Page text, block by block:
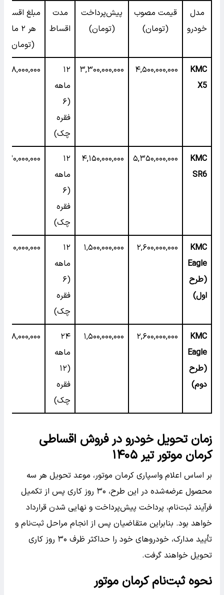
مدل
خودرو
قیمت مصوب
(تومان)
پیش‌پرداخت
(تومان)
مدت
اقساط
مبلغ اقساط
هر ۲ ماه
(تومان)
KMC
X5
۴,۵۰۰,۰۰۰,۰۰۰ ۳,۳۰۰,۰۰۰,۰۰۰
۱۲
ماهه
(۶
فقره
چک)
۲۲۸,۰۰۰,۰۰۰
KMC
SR6
۵,۳۵۰,۰۰۰,۰۰۰ ۴,۱۵۰,۰۰۰,۰۰۰
۱۲
ماهه
(۶
فقره
چک)
۲۳۰,۰۰۰,۰۰۰
KMC
Eagle
(طرح
اول)
۲,۶۰۰,۰۰۰,۰۰۰ ۱,۵۰۰,۰۰۰,۰۰۰
۱۲
ماهه
(۶
فقره
چک)
۲۱۰,۰۰۰,۰۰۰
KMC
Eagle
(طرح
دوم)
۲,۶۰۰,۰۰۰,۰۰۰ ۱,۵۰۰,۰۰۰,۰۰۰
۲۴
ماهه
(۱۲
فقره
چک)
۱۱۸,۰۰۰,۰۰۰
زمان تحویل خودرو در فروش اقساطی
کرمان موتور تیر ۱۴۰۵
بر اساس اعلام واسپاری کرمان موتور، موعد تحویل هر سه
محصول عرضه‌شده در این طرح، ۳۰ روز کاری پس از تکمیل
فرآیند ثبت‌نام، پرداخت پیش‌پرداخت و نهایی شدن قرارداد
خواهد بود. بنابراین متقاضیان پس از انجام مراحل ثبت‌نام و
تأیید مدارک، خودروهای خود را حداکثر ظرف ۳۰ روز کاری
تحویل خواهند گرفت.
نحوه ثبت‌نام کرمان موتور